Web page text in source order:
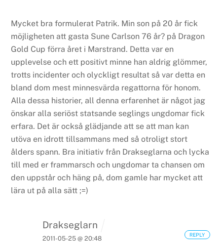
Mycket bra formulerat Patrik. Min son på 20 år fick
möjligheten att gasta Sune Carlson 76 år? på Dragon
Gold Cup förra året i Marstrand. Detta var en
upplevelse och ett positivt minne han aldrig glömmer,
trotts incidenter och olyckligt resultat så var detta en
bland dom mest minnesvärda regattorna för honom.
Alla dessa historier, all denna erfarenhet är något jag
önskar alla seriöst statsande seglings ungdomar fick
erfara. Det är också glädjande att se att man kan
utöva en idrott tillsammans med så otroligt stort
ålders spann. Bra initiativ från Drakseglarna och lycka
till med er frammarsch och ungdomar ta chansen om
den uppstår och häng på, dom gamle har mycket att
lära ut på alla sätt ;=)
Drakseglarn
2011-05-25 @ 20:48
REPLY